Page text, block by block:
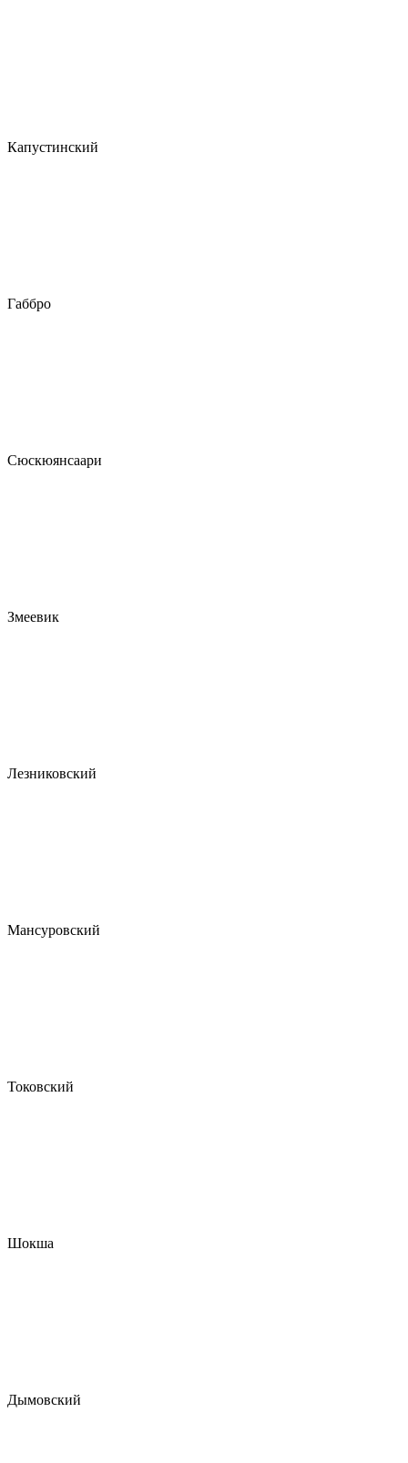
Капустинский
Габбро
Сюскюянсаари
Змеевик
Лезниковский
Мансуровский
Токовский
Шокша
Дымовский